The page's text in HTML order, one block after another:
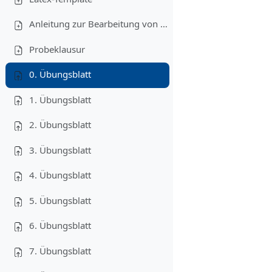
Anleitung zur Bearbeitung von Programmieraufgaben
Probeklausur
0. Übungsblatt
1. Übungsblatt
2. Übungsblatt
3. Übungsblatt
4. Übungsblatt
5. Übungsblatt
6. Übungsblatt
7. Übungsblatt